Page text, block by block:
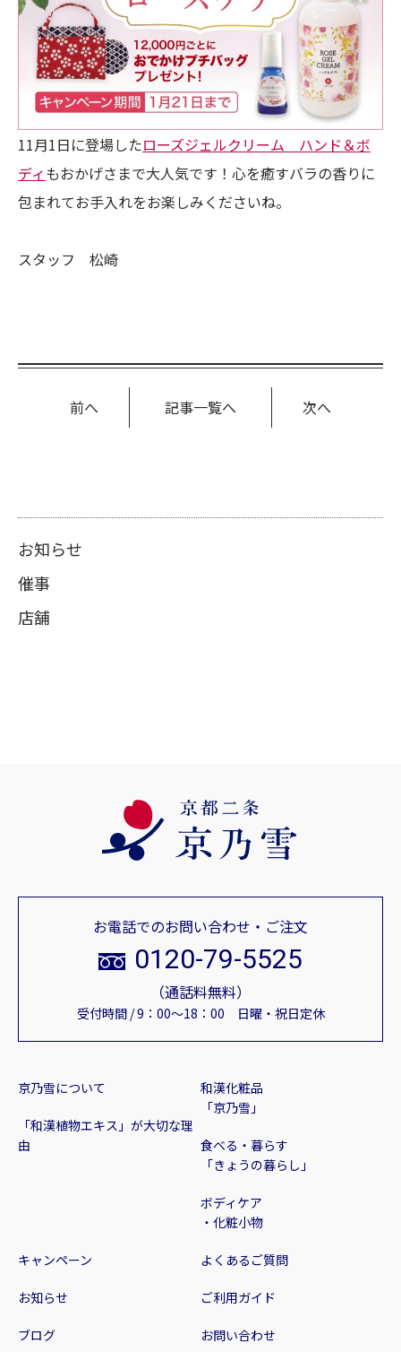
11月1日に登場したローズジェルクリーム ハンド＆ボ
ディもおかげさまで大人気です！心を癒すバラの香りに
包まれてお手入れをお楽しみくださいね。
スタッフ 松崎
前へ 次へ
記事一覧へ
お知らせ
催事
店舗
京乃雪について
「和漢植物エキス」が大切な理
由
和漢化粧品
「京乃雪」
食べる・暮らす
「きょうの暮らし」
ボディケア
・化粧小物
キャンペーン
お知らせ
ブログ
よくあるご質問
ご利用ガイド
お問い合わせ
お電話でのお問い合わせ・ご注文
0120-79-5525
（通話料無料）
受付時間 / 9：00～18：00 日曜・祝日定休